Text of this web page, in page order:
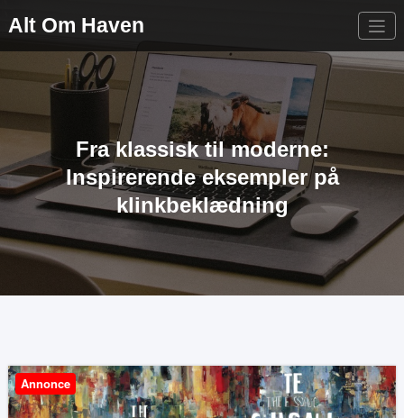
Alt Om Haven
Fra klassisk til moderne:
Inspirerende eksempler på
klinkbeklædning
Annonce